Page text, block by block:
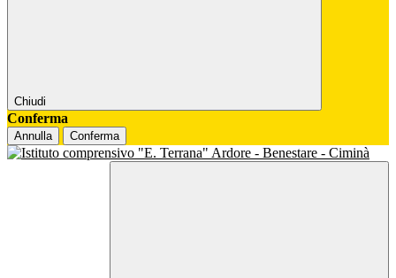
Chiudi
Conferma
Annulla Conferma